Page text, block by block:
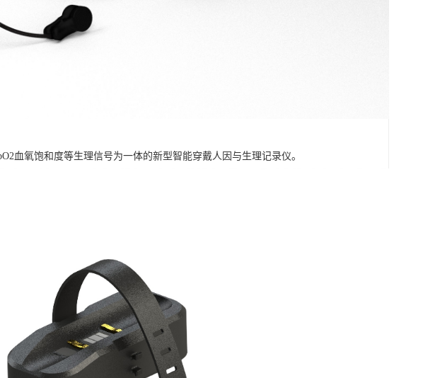
血氧饱和度等生理信号为一体的新型智能穿戴人因与生理记录仪。